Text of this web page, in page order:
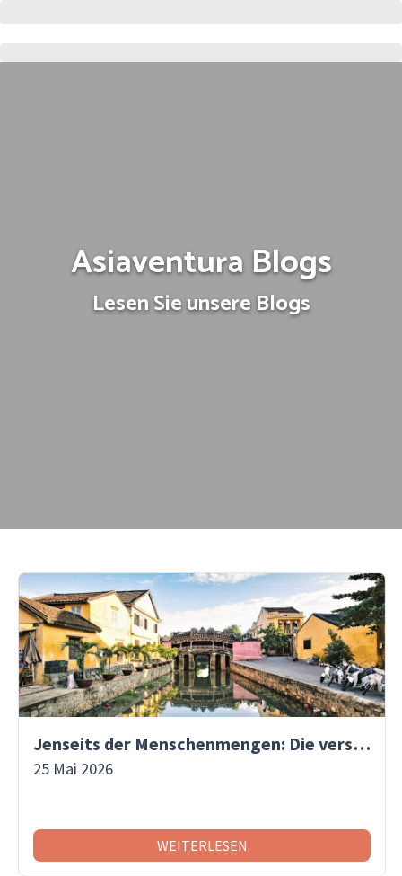
Asiaventura Blogs
Lesen Sie unsere Blogs
Jenseits der Menschenmengen: Die versteckten Gassen von Hoi An entdecken | Asiaventura
25 Mai 2026
WEITERLESEN